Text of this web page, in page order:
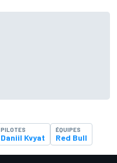
PILOTES
Daniil Kvyat
ÉQUIPES
Red Bull